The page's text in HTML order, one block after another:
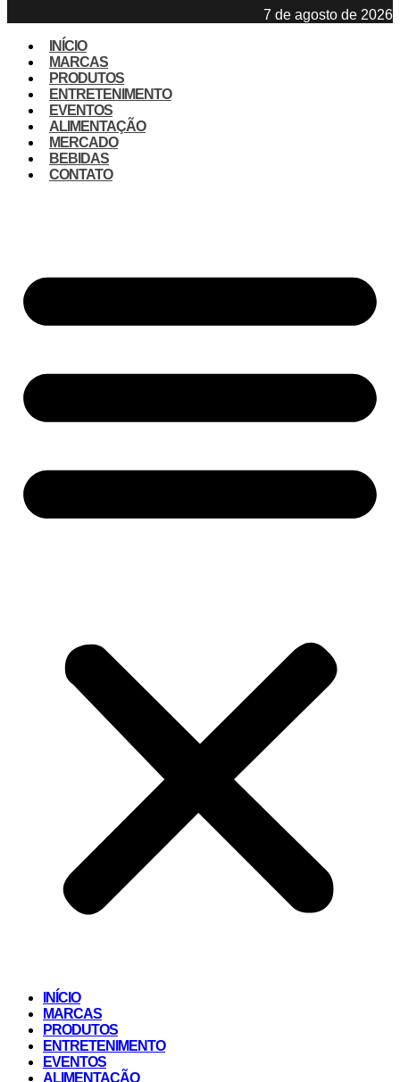
7 de agosto de 2026
INÍCIO
MARCAS
PRODUTOS
ENTRETENIMENTO
EVENTOS
ALIMENTAÇÃO
MERCADO
BEBIDAS
CONTATO
INÍCIO
MARCAS
PRODUTOS
ENTRETENIMENTO
EVENTOS
ALIMENTAÇÃO